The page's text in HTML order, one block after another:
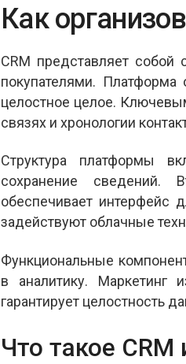
at
A
p
p
ce
b
o
o
k
ail ar
Как
CRM представляет
покупателями.
целостное целое.
связях и хронологии
Структура платформы
сохранение сведений.
обеспечивает интерфейс
задействуют облачные
Функциональные
в аналитику. Маркетинг
гарантирует целостность
Что такое